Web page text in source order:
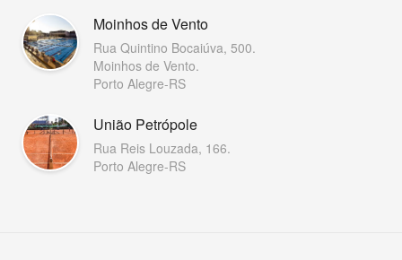
Moinhos de Vento
Rua Quintino Bocaiúva, 500.
Moinhos de Vento.
Porto Alegre-RS
União Petrópole
Rua Reis Louzada, 166.
Porto Alegre-RS